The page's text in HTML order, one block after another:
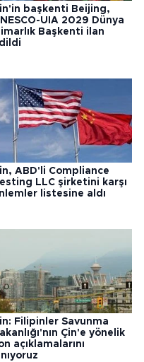
başkenti Beijing,
UIA 2029 Dünya
Başkenti ilan
ABD'li Compliance
LLC şirketini karşı
listesine aldı
Filipinler Savunma
Çin'e yönelik
açıklamalarını